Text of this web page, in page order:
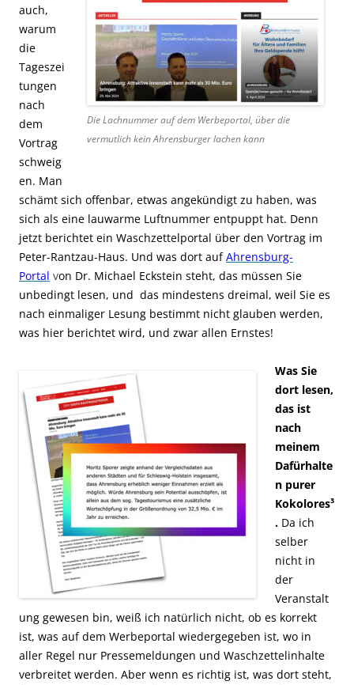
Die Lachnummer auf dem Werbeportal, über die
vermutlich kein Ahrensburger lachen kann
auch,
warum
die
Tageszei
tungen
nach
dem
Vortrag
schweig
en. Man
schämt sich offenbar, etwas angekündigt zu haben, was
sich als eine lauwarme Luftnummer entpuppt hat. Denn
jetzt berichtet ein Waschzettelportal über den Vortrag im
Peter-Rantzau-Haus. Und was dort auf Ahrensburg-
Portal von Dr. Michael Eckstein steht, das müssen Sie
unbedingt lesen, und das mindestens dreimal, weil Sie es
nach einmaliger Lesung bestimmt nicht glauben werden,
was hier berichtet wird, und zwar allen Ernstes!
Was Sie
dort lesen,
das ist
nach
meinem
Dafürhalte
n purer
Kokolores³
. Da ich
selber
nicht in
der
Veranstalt
ung gewesen bin, weiß ich natürlich nicht, ob es korrekt
ist, was auf dem Werbeportal wiedergegeben ist, wo in
aller Regel nur Pressemeldungen und Waschzettelinhalte
verbreitet werden. Aber wenn es richtig ist, was dort steht,